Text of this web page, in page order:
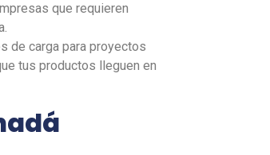
que requieren
de carga para proyectos
tus productos lleguen en